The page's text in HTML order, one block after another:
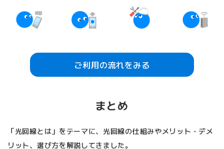
ご利用の流れをみる
まとめ
「光回線とは」をテーマに、光回線の仕組みやメリット・デメ
リット、選び方を解説してきました。